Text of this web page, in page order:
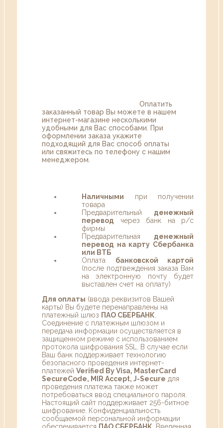
Оплатить
заказанный товар Вы можете в нашем
интернет-магазине несколькими
удобными для Вас способами. При
оформлении заказа укажите
подходящий для Вас способ оплаты
или свяжитесь по телефону с нашим
менеджером.
Наличными при получении
товара
Предварительный денежный
перевод через банк на р/с
фирмы
Предварительная денежный
перевод на карту Сбербанка
или ВТБ
Оплата банковской картой
(после подтвеждения заказа Вам
на электронную почту будет
выставлен счет на оплату)
Для оплаты (ввода реквизитов Вашей
карты) Вы будете перенаправлены на
платежный шлюз ПАО СБЕРБАНК
Соединение с платежным шлюзом и
передача информации осуществляется в
защищенном режиме с использованием
протокола шифрования SSL. В случае если
Ваш банк поддерживает технологию
безопасного проведения интернет-
платежей Verified By Visa, MasterCard
SecureCode, MIR Accept, J-Secure для
проведения платежа также может
потребоваться ввод специального пароля.
Настоящий сайт поддерживает 256-битное
шифрование. Конфиденциальность
сообщаемой персональной информации
обеспечивается ПАО СБЕРБАНК . Введенная